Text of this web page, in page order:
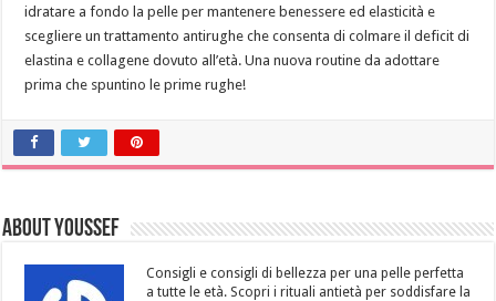
idratare a fondo la pelle per mantenere benessere ed elasticità e
scegliere un trattamento antirughe che consenta di colmare il deficit di
elastina e collagene dovuto all’età. Una nuova routine da adottare
prima che spuntino le prime rughe!
About Youssef
Consigli e consigli di bellezza per una pelle perfetta
a tutte le età. Scopri i rituali antietà per soddisfare la